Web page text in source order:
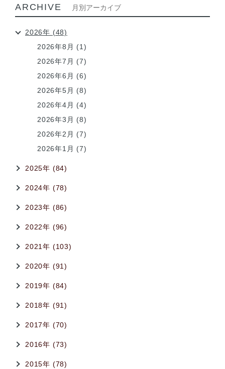
ARCHIVE 月別アーカイブ
2026年 (48)
2026年8月 (1)
2026年7月 (7)
2026年6月 (6)
2026年5月 (8)
2026年4月 (4)
2026年3月 (8)
2026年2月 (7)
2026年1月 (7)
2025年 (84)
2024年 (78)
2023年 (86)
2022年 (96)
2021年 (103)
2020年 (91)
2019年 (84)
2018年 (91)
2017年 (70)
2016年 (73)
2015年 (78)